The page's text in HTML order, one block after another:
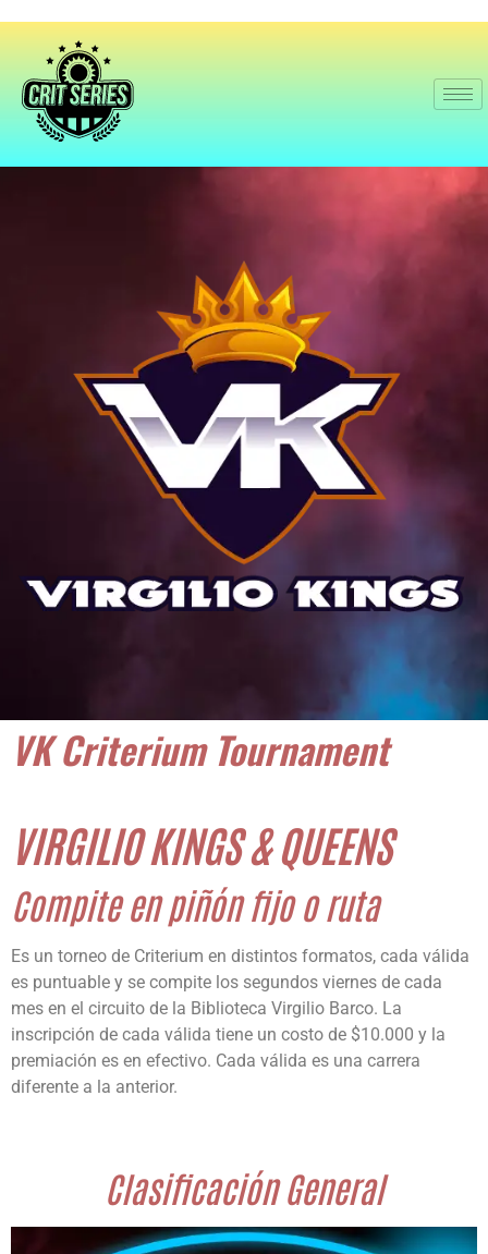
VK Criterium Tournament
VIRGILIO KINGS & QUEENS
Compite en piñón fijo o ruta
Es un torneo de Criterium en distintos formatos, cada válida
es puntuable y se compite los segundos viernes de cada
mes en el circuito de la Biblioteca Virgilio Barco. La
inscripción de cada válida tiene un costo de $10.000 y la
premiación es en efectivo. Cada válida es una carrera
diferente a la anterior.
Clasificación General